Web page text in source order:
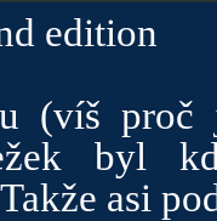
edition
(víš proč
byl
asi